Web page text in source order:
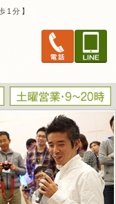
1分】